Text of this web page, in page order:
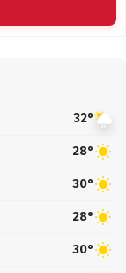
32°
28°
30°
28°
30°